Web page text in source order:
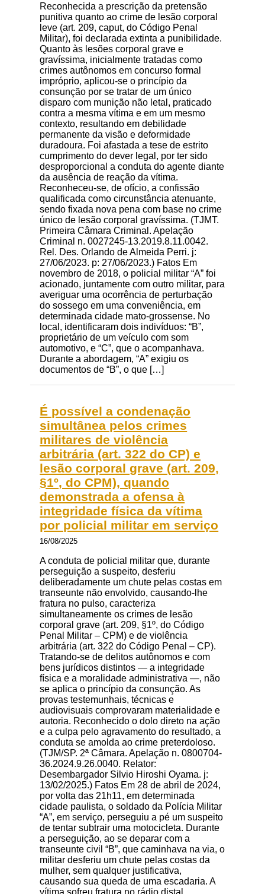
Reconhecida a prescrição da pretensão
punitiva quanto ao crime de lesão corporal
leve (art. 209, caput, do Código Penal
Militar), foi declarada extinta a punibilidade.
Quanto às lesões corporal grave e
gravíssima, inicialmente tratadas como
crimes autônomos em concurso formal
impróprio, aplicou-se o princípio da
consunção por se tratar de um único
disparo com munição não letal, praticado
contra a mesma vítima e em um mesmo
contexto, resultando em debilidade
permanente da visão e deformidade
duradoura. Foi afastada a tese de estrito
cumprimento do dever legal, por ter sido
desproporcional a conduta do agente diante
da ausência de reação da vítima.
Reconheceu-se, de ofício, a confissão
qualificada como circunstância atenuante,
sendo fixada nova pena com base no crime
único de lesão corporal gravíssima. (TJMT.
Primeira Câmara Criminal. Apelação
Criminal n. 0027245-13.2019.8.11.0042.
Rel. Des. Orlando de Almeida Perri. j:
27/06/2023. p: 27/06/2023.) Fatos Em
novembro de 2018, o policial militar “A” foi
acionado, juntamente com outro militar, para
averiguar uma ocorrência de perturbação
do sossego em uma conveniência, em
determinada cidade mato-grossense. No
local, identificaram dois indivíduos: “B”,
proprietário de um veículo com som
automotivo, e “C”, que o acompanhava.
Durante a abordagem, “A” exigiu os
documentos de “B”, o que […]
É possível a condenação
simultânea pelos crimes
militares de violência
arbitrária (art. 322 do CP) e
lesão corporal grave (art. 209,
§1º, do CPM), quando
demonstrada a ofensa à
integridade física da vítima
por policial militar em serviço
16/08/2025
A conduta de policial militar que, durante
perseguição a suspeito, desferiu
deliberadamente um chute pelas costas em
transeunte não envolvido, causando-lhe
fratura no pulso, caracteriza
simultaneamente os crimes de lesão
corporal grave (art. 209, §1º, do Código
Penal Militar – CPM) e de violência
arbitrária (art. 322 do Código Penal – CP).
Tratando-se de delitos autônomos e com
bens jurídicos distintos — a integridade
física e a moralidade administrativa —, não
se aplica o princípio da consunção. As
provas testemunhais, técnicas e
audiovisuais comprovaram materialidade e
autoria. Reconhecido o dolo direto na ação
e a culpa pelo agravamento do resultado, a
conduta se amolda ao crime preterdoloso.
(TJM/SP. 2ª Câmara. Apelação n. 0800704-
36.2024.9.26.0040. Relator:
Desembargador Silvio Hiroshi Oyama. j:
13/02/2025.) Fatos Em 28 de abril de 2024,
por volta das 21h11, em determinada
cidade paulista, o soldado da Polícia Militar
“A”, em serviço, perseguiu a pé um suspeito
de tentar subtrair uma motocicleta. Durante
a perseguição, ao se deparar com a
transeunte civil “B”, que caminhava na via, o
militar desferiu um chute pelas costas da
mulher, sem qualquer justificativa,
causando sua queda de uma escadaria. A
vítima sofreu fratura no rádio distal